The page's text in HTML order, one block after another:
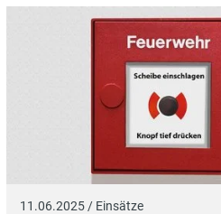
11.06.2025 / Einsätze